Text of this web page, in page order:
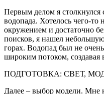
Первым делом я столкнулся
водопада. Хотелось чего-
окружением и достаточно
поисков, я нашел
горах. Водопад был не
широким потоком,
ПОДГОТОВКА: СВЕТ,
Далее ‒ выбор модели. Мне